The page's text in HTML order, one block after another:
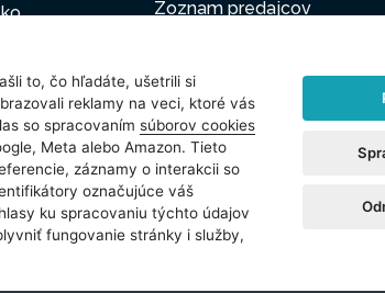
Zoznam predajcov
cookie Nastavenie cookies
to, čo hľadáte, ušetrili si
reklamy na veci, ktoré vás
so spracovaním súborov cookies
Meta alebo Amazon. Tieto
záznamy o interakcii so
označujúce váš
ku spracovaniu týchto údajov
fungovanie stránky i služby,